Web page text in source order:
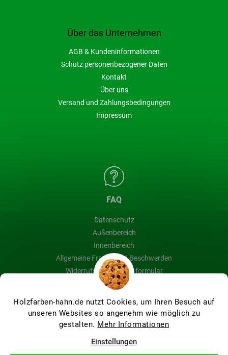
Holzfarben-hahn.de nutzt Cookies, um Ihren Besuch auf
unseren Websites so angenehm wie möglich zu
gestalten. Mehr Informationen
Einstellungen
Über das Unternehmen
AGB & Kundeninformationen
Schutz personenbezogener Daten
Kontakt
Über uns
Versand und Zahlungsbedingungen
Impressum
FAQ
Datenschutz
Außenbereich
Innenbereich
Allgemeine Fragen und Beschwerden
Widerrufsbelehrung & formular
Blog